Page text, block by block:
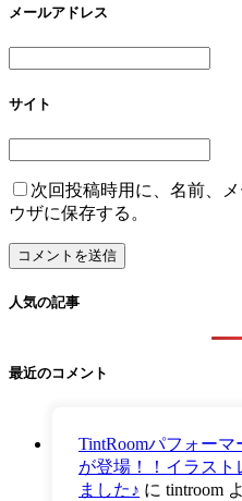
メールアドレス
サイト
次回投稿時用に、名前、
ウザに保存する。
人気の記事
最近のコメント
TintRoomパフォー
が登場！！イラス
ました♪ に tintroom